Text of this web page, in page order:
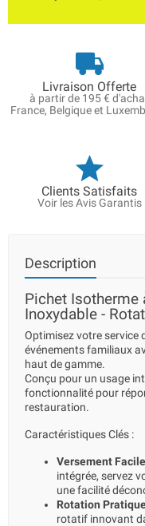
Livraison Offerte
à partir de 195 €
France, Belgique et
Clients Satisfaits
Voir les Avis Garantis
Description
Pichet Isotherme
Inoxydable -
Optimisez votre service
événements familiaux
haut de gamme.
Conçu pour un usage
fonctionnalité pour
restauration.
Caractéristiques Clés :
Versement
intégrée, servez
une facilité
Rotation
rotatif innovant